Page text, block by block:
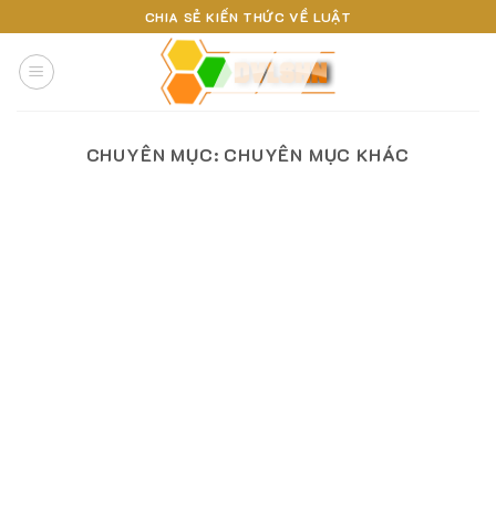
to
content
CHIA SẺ KIẾN THỨC VỀ LUẬT
CHUYÊN MỤC: CHUYÊN MỤC KHÁC